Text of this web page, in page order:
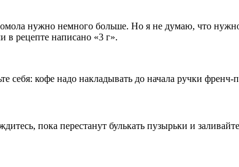
нужно немного больше. Но я не думаю, что
в рецепте написано «3 г».
себя: кофе надо накладывать до начала ручки френч-
пока перестанут булькать пузырьки и